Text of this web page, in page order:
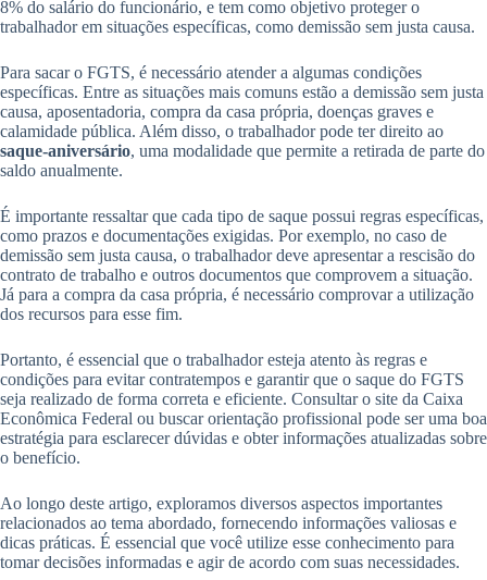
8% do salário do funcionário, e tem como objetivo proteger o
trabalhador em situações específicas, como demissão sem justa causa.
Para sacar o FGTS, é necessário atender a algumas condições
específicas. Entre as situações mais comuns estão a demissão sem justa
causa, aposentadoria, compra da casa própria, doenças graves e
calamidade pública. Além disso, o trabalhador pode ter direito ao
saque-aniversário, uma modalidade que permite a retirada de parte do
saldo anualmente.
É importante ressaltar que cada tipo de saque possui regras específicas,
como prazos e documentações exigidas. Por exemplo, no caso de
demissão sem justa causa, o trabalhador deve apresentar a rescisão do
contrato de trabalho e outros documentos que comprovem a situação.
Já para a compra da casa própria, é necessário comprovar a utilização
dos recursos para esse fim.
Portanto, é essencial que o trabalhador esteja atento às regras e
condições para evitar contratempos e garantir que o saque do FGTS
seja realizado de forma correta e eficiente. Consultar o site da Caixa
Econômica Federal ou buscar orientação profissional pode ser uma boa
estratégia para esclarecer dúvidas e obter informações atualizadas sobre
o benefício.
Ao longo deste artigo, exploramos diversos aspectos importantes
relacionados ao tema abordado, fornecendo informações valiosas e
dicas práticas. É essencial que você utilize esse conhecimento para
tomar decisões informadas e agir de acordo com suas necessidades.